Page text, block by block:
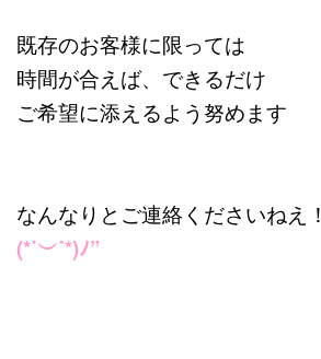
既存のお客様に限っては
時間が合えば、できるだけ
ご希望に添えるよう努めます
なんなりとご連絡くださいねえ！
(*˙︶˙*)ﾉ”